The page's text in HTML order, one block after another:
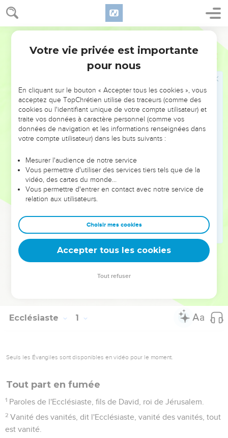
Ecclésiaste Introduction
terrestre, il inviterait les hommes à trouver le bonheur en
Réaliste, l’Ecclésiaste ne cultive pas le pessimisme.
N’invite-t-il à « jouir du bonheur », à s’adonner à la joie et à
entreprendre (2.24 ; 8.15 ; 9.7-9 ; 9.10 ; 11.1) ? Son message
est radical, certes, mais sa critique est tout en nuances, elle
penche du côté de la « Tradition » : le bonheur est pour
ceux qui révèrent Dieu, le méchant ne réussira pas (8.12-13),
il y aura un jugement (12.13). Il est vrai que le livre dénonce
l’illusion d’une sagesse purement humaine, mais le Maître
assume le « négatif » : il reconnaît qu’à cause de la chute
(7.29 ; voir Gn 3), comme le rappellera l’apôtre Paul, la
création « a été soumise au pouvoir de la fragilité » — de la
vanité, de la mort (Rm 8.20). Elle est devenue ainsi comme
Dieu répand sa bonté sur les hommes : le bonheur consiste
à tout recevoir de sa main dans l’humilité de la foi (2.24 ;
3.14 ; 5.18 ; etc.).
permission. All rights reserved worldwide.
Ecclésiaste 1
Seuls les Évangiles sont disponibles en vidéo pour le moment.
Tout part en fumée
1 Paroles de l'Ecclésiaste, fils de David, roi de Jérusalem.
2 Vanité des vanités, dit l'Ecclésiaste, vanité des vanités, tout
est vanité.
Votre vie privée est importante
pour nous
En cliquant sur le bouton « Accepter tous les cookies », vous
acceptez que TopChrétien utilise des traceurs (comme des
cookies ou l'identifiant unique de votre compte utilisateur) et
traite vos données à caractère personnel (comme vos
données de navigation et les informations renseignées dans
votre compte utilisateur) dans les buts suivants :
Mesurer l'audience de notre service
Vous permettre d'utiliser des services tiers tels que de la
vidéo, des cartes du monde…
Vous permettre d'entrer en contact avec notre service de
relation aux utilisateurs.
Choisir mes cookies
Accepter tous les cookies
Tout refuser